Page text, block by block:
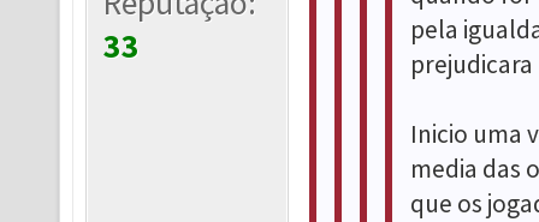
33
pela
Inicio uma
media das
que os